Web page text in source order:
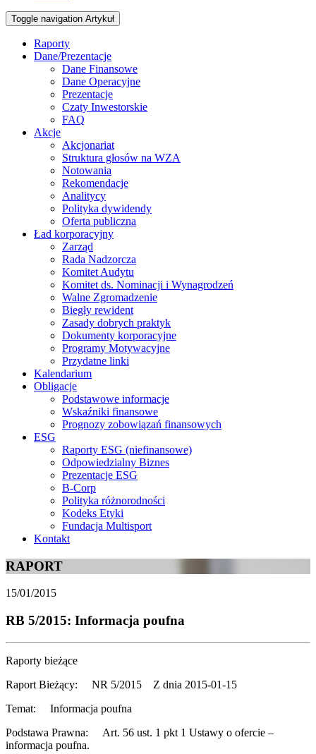
Toggle navigation Artykuł
Raporty
Dane/Prezentacje
Dane Finansowe
Dane Operacyjne
Prezentacje
Czaty Inwestorskie
FAQ
Akcje
Akcjonariat
Struktura głosów na WZA
Notowania
Rekomendacje
Analitycy
Polityka dywidendy
Oferta publiczna
Ład korporacyjny
Zarząd
Rada Nadzorcza
Komitet Audytu
Komitet ds. Nominacji i Wynagrodzeń
Walne Zgromadzenie
Biegły rewident
Zasady dobrych praktyk
Dokumenty korporacyjne
Programy Motywacyjne
Przydatne linki
Kalendarium
Obligacje
Podstawowe informacje
Wskaźniki finansowe
Prognozy zobowiązań finansowych
ESG
Raporty ESG (niefinansowe)
Odpowiedzialny Biznes
Prezentacje ESG
B-Corp
Polityka różnorodności
Kodeks Etyki
Fundacja Multisport
Kontakt
RAPORT
15/01/2015
RB 5/2015: Informacja poufna
Raporty bieżące
Raport Bieżący: NR 5/2015 Z dnia 2015-01-15
Temat: Informacja poufna
Podstawa Prawna: Art. 56 ust. 1 pkt 1 Ustawy o ofercie –
informacja poufna.